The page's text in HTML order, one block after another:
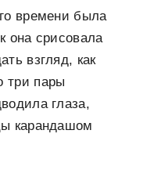
времени была
она срисовала
взгляд, как
три пары
глаза,
карандашом